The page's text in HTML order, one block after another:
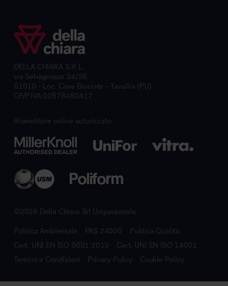
DELLA CHIARA S.R.L.
via Selvagrossa 24/26
61010 - Loc. Case Bruciate - Tavullia (PU)
CF/P.IVA 02678460417
Rivenditore online autorizzato
©2026 Della Chiara Srl Unipersonale
Politica Ambientale PAS 24000
Politica Qualità
Cert. UNI EN ISO 9001:2015
Cert. UNI EN ISO 14001
Termini e Condizioni
Privacy Policy Cookie Policy